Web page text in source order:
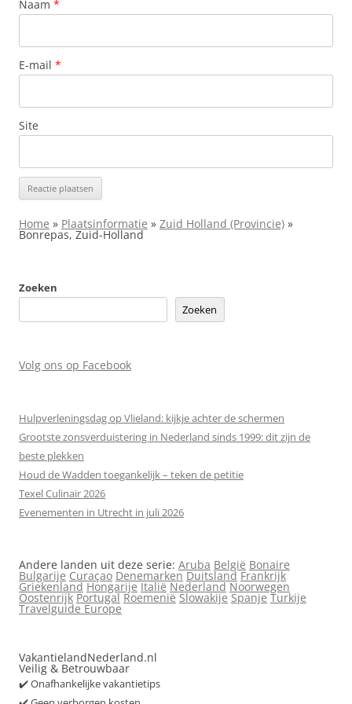
Naam *
E-mail *
Site
Home » Plaatsinformatie » Zuid Holland (Provincie) »
Bonrepas, Zuid-Holland
Zoeken
Zoeken
Volg ons op Facebook
Hulpverleningsdag op Vlieland: kijkje achter de schermen
Grootste zonsverduistering in Nederland sinds 1999: dit zijn de
beste plekken
Houd de Wadden toegankelijk – teken de petitie
Texel Culinair 2026
Evenementen in Utrecht in juli 2026
Andere landen uit deze serie: Aruba België Bonaire
Bulgarije Curaçao Denemarken Duitsland Frankrijk
Griekenland Hongarije Italië Nederland Noorwegen
Oostenrijk Portugal Roemenië Slowakije Spanje Turkije
Travelguide Europe
VakantielandNederland.nl
Veilig & Betrouwbaar
✔️ Onafhankelijke vakantietips